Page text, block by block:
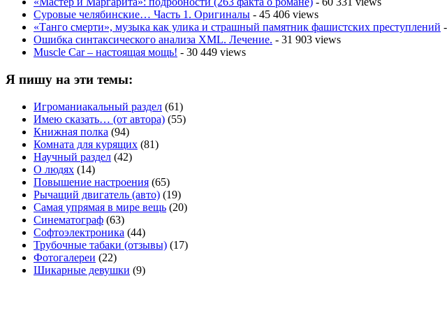
Суровые челябинские… Часть 1. Оригиналы - 45 406 views
«Танго смерти», музыка как улика и страшный памятник фашистских преступлений
Ошибка синтаксического анализа XML. Лечение. - 31 903 views
Muscle Car – настоящая мощь! - 30 449 views
Я пишу на эти темы:
Игроманиакальный раздел (61)
Имею сказать… (от автора) (55)
Книжная полка (94)
Комната для курящих (81)
Научный раздел (42)
О людях (14)
Повышение настроения (65)
Рычащий двигатель (авто) (19)
Самая упрямая в мире вещь (20)
Синематограф (63)
Софтоэлектроника (44)
Трубочные табаки (отзывы) (17)
Фотогалереи (22)
Шикарные девушки (9)